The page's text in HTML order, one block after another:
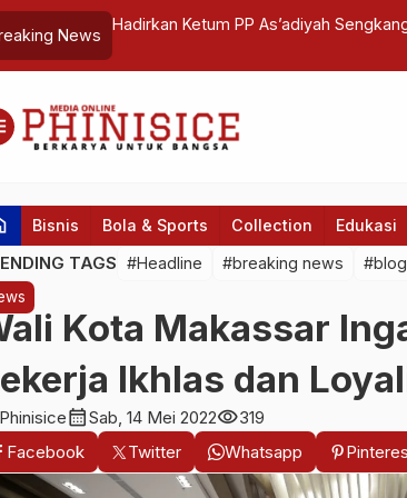
News
Hadirkan Ketum PP As’adiyah
Bisnis Bola & Sports Collection Edukasi
TAGS #Headline #breaking news #blog
Kota Makassar
Ikhlas dan
Phinisicecalendar_monthSab, 14 Mei 2022visibility319
Facebook
Twitter Whatsapp